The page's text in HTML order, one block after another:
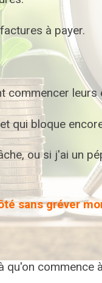
à payer.
commencer
qui bloque
ou si j'ai un
sans gréver
commence